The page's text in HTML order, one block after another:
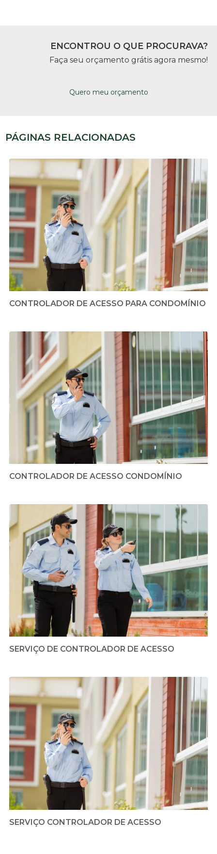
ENCONTROU O QUE PROCURAVA?
Faça seu orçamento grátis agora mesmo!
Quero meu orçamento
PÁGINAS RELACIONADAS
CONTROLADOR DE ACESSO PARA CONDOMÍNIO
CONTROLADOR DE ACESSO CONDOMÍNIO
SERVIÇO DE CONTROLADOR DE ACESSO
SERVIÇO CONTROLADOR DE ACESSO